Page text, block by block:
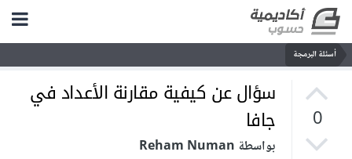
أسئلة البرمجة
0
سؤال عن كيفية مقارنة الأعداد في
جافا
بواسطة Reham Numan